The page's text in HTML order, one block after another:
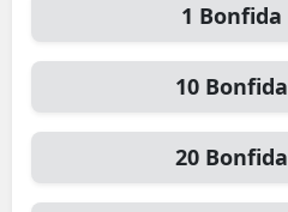
1 Bonfida
10 Bonfida
20 Bonfida